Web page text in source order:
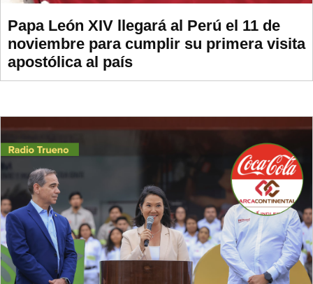
Papa León XIV llegará al Perú el 11 de
noviembre para cumplir su primera visita
apostólica al país